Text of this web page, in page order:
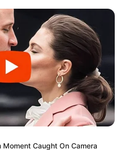
bejegyzést tett közzé
– a teljes szöveg
váltott ki a Szőlő
Caught On Camera